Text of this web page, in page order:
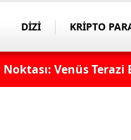
DİZİ KRİPTO
Venüs Terazi